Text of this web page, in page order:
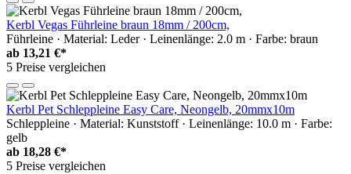
Kerbl Vegas Führleine braun 18mm / 200cm,
Führleine · Material: Leder · Leinenlänge: 2.0 m · Farbe: braun
ab 13,21 €*
5 Preise vergleichen
Kerbl Pet Schleppleine Easy Care, Neongelb, 20mmx10m
Schleppleine · Material: Kunststoff · Leinenlänge: 10.0 m · Farbe:
gelb
ab 18,28 €*
5 Preise vergleichen